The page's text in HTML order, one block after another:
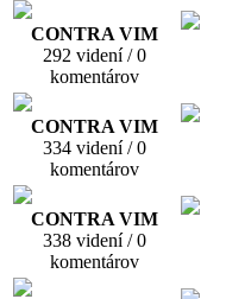
CONTRA VIM
292 videní / 0
komentárov
CONTRA VIM
334 videní / 0
komentárov
CONTRA VIM
338 videní / 0
komentárov